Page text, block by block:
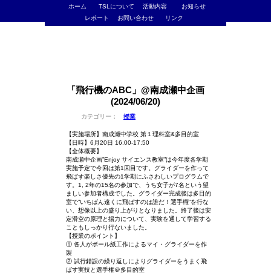
ホーム TSLについて 活動内容
お知らせ
レポート
お問い合わせ リンク
「飛行機のABC」@南成瀬中企画
(2024/06/20)
カテゴリー： 授業
【実施場所】南成瀬中学校 第１理科室&多目的室
【日時】6月20日 16:00-17:50
【全体概要】
南成瀬中企画”Enjoy サイエンス教室”は今年度各学期
実施予定で今回は第1回目です。グライダーを作って
飛ばす楽しさ優先の1学期にふさわしいプログラムで
す。1, 2年の15名の参加で、うち女子が7名という望
ましい参加者構成でした。グライダー完成後は多目的
室で”いちばん遠くに飛ばすのは誰だ！選手権”を行な
い、想像以上の盛り上がりとなりました。終了後は安
定滑空の原理と揚力について、実験を通して学習する
こともしっかり行ないました。
【授業のポイント】
① 各人がボール紙工作によるマイ・グライダーを作
製
② 試行錯誤の繰り返しによりグライダーをうまく飛
ばす実技と選手権＠多目的室